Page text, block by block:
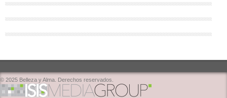
© 2025 Belleza y Alma. Derechos reservados.